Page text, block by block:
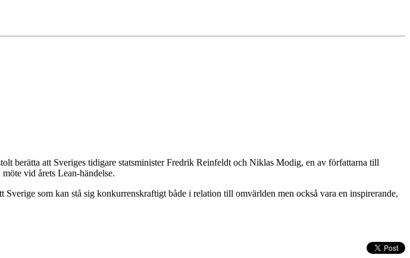
berätta att Sveriges tidigare statsminister Fredrik Reinfeldt och Niklas Modig, en av författarna till
vid årets Lean-händelse.
som kan stå sig konkurrenskraftigt både i relation till omvärlden men också vara en inspirerande,